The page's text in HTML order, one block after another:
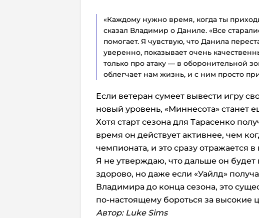
«Каждому нужно время, когда ты
сказал Владимир о Даниле. «Все
помогает. Я чувствую, что Данила
уверенно, показывает очень
только про атаку — в оборонительной
облегчает нам жизнь, и с ним просто
Если ветеран сумеет вывести игру
новый уровень, «Миннесота» станет
Хотя старт сезона для Тарасенко
время он действует активнее, чем
чемпионата, и это сразу отражается в
Я не утверждаю, что дальше он
здорово, но даже если «Уайлд»
Владимира до конца сезона, это
по-настоящему бороться за высокие
Автор: Luke Sims